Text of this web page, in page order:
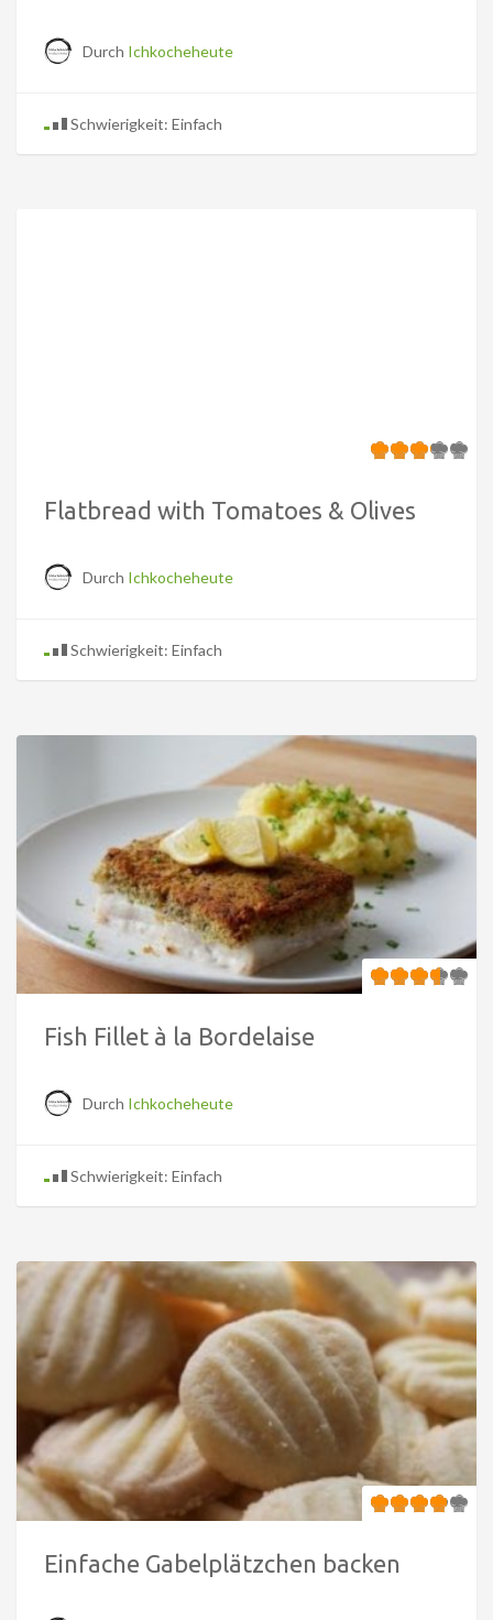
Durch Ichkocheheute
Schwierigkeit: Einfach
Flatbread with Tomatoes & Olives
Durch Ichkocheheute
Schwierigkeit: Einfach
Fish Fillet à la Bordelaise
Durch Ichkocheheute
Schwierigkeit: Einfach
Einfache Gabelplätzchen backen